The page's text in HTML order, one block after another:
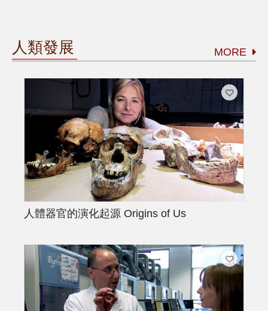
人類發展 MORE
人體器官的演化起源 Origins of Us